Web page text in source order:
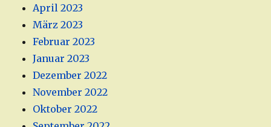
April 2023
März 2023
Februar 2023
Januar 2023
Dezember 2022
November 2022
Oktober 2022